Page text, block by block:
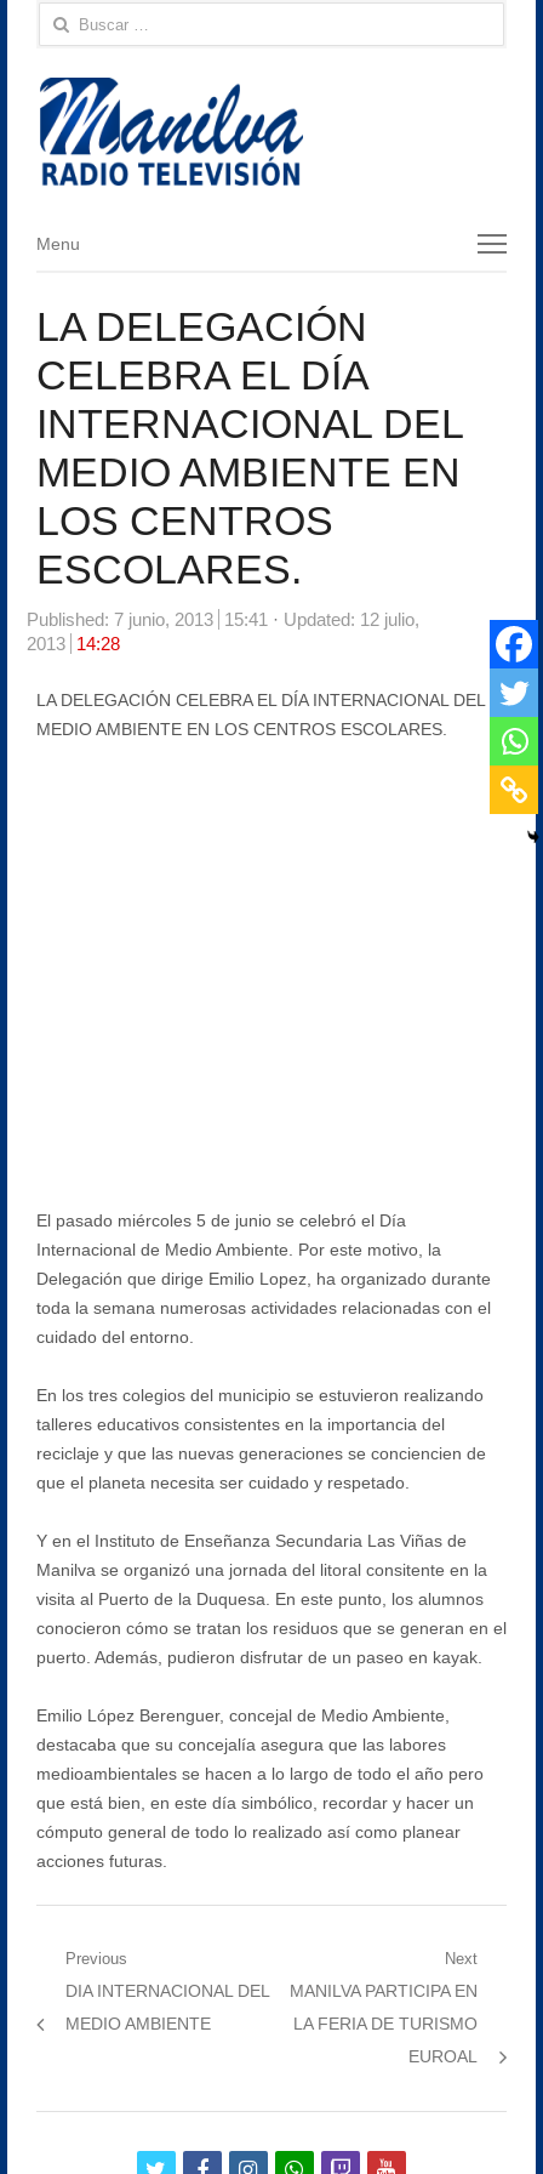
Buscar:
Menu
Menu
LA DELEGACIÓN
CELEBRA EL DÍA
INTERNACIONAL DEL
MEDIO AMBIENTE EN
LOS CENTROS
ESCOLARES.
Published: 7 junio, 2013 15:41
Updated: 12 julio,
2013
14:28
LA DELEGACIÓN CELEBRA EL DÍA INTERNACIONAL DEL
MEDIO AMBIENTE EN LOS CENTROS ESCOLARES.
El pasado miércoles 5 de junio se celebró el Día
Internacional de Medio Ambiente. Por este motivo, la
Delegación que dirige Emilio Lopez, ha organizado durante
toda la semana numerosas actividades relacionadas con el
cuidado del entorno.
En los tres colegios del municipio se estuvieron realizando
talleres educativos consistentes en la importancia del
reciclaje y que las nuevas generaciones se conciencien de
que el planeta necesita ser cuidado y respetado.
Y en el Instituto de Enseñanza Secundaria Las Viñas de
Manilva se organizó una jornada del litoral consitente en la
visita al Puerto de la Duquesa. En este punto, los alumnos
conocieron cómo se tratan los residuos que se generan en el
puerto. Además, pudieron disfrutar de un paseo en kayak.
Emilio López Berenguer, concejal de Medio Ambiente,
destacaba que su concejalía asegura que las labores
medioambientales se hacen a lo largo de todo el año pero
que está bien, en este día simbólico, recordar y hacer un
cómputo general de todo lo realizado así como planear
acciones futuras.
Navegación
Previous
Previous
post:
DIA INTERNACIONAL DEL
MEDIO AMBIENTE
Next
Next
post:
MANILVA PARTICIPA EN
LA FERIA DE TURISMO
EUROAL
twitterfacebookinstagramwhatsapp
twitchyoutube